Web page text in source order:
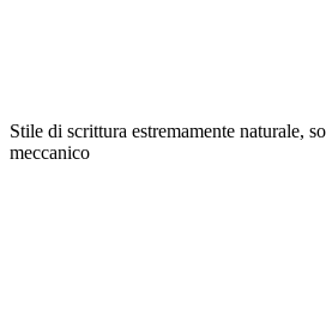
Stile di scrittura estremamente naturale,
meccanico